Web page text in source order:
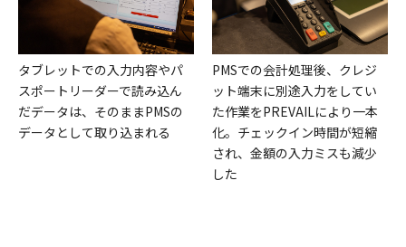
タブレットでの入力内容やパ
スポートリーダーで読み込ん
だデータは、そのままPMSの
データとして取り込まれる
PMSでの会計処理後、クレジ
ット端末に別途入力をしてい
た作業をPREVAILにより一本
化。チェックイン時間が短縮
され、金額の入力ミスも減少
した